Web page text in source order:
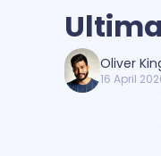
Oliver
16 April